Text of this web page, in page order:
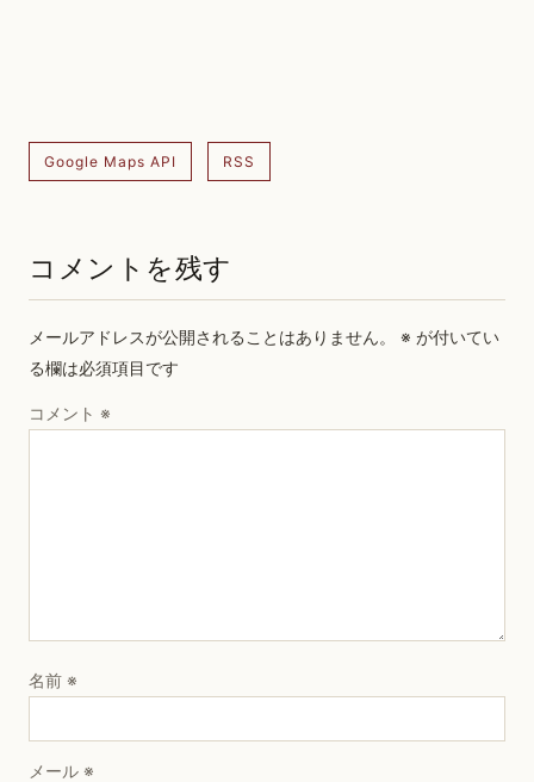
Google Maps API RSS
コメントを残す
メールアドレスが公開されることはありません。 ※ が付いてい
る欄は必須項目です
コメント ※
名前 ※
メール ※